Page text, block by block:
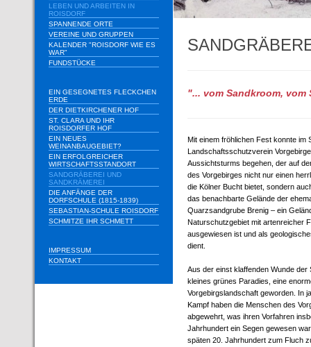
LEBEN UND ARBEITEN IN
ROISDORF
SPANNENDE ORTE
VEREINE UND GRUPPEN
KALENDER "ROISDORF WIE ES
WAR"
FUNDSTÜCKE
EIN GESEGNETES FLECKCHEN
ERDE
DER DIETKIRCHENER HOF
ST. CLARA UND IHR
ROISDORFER HOF
EIN NEUES
WEINANBAUGEBIET?
EIN ERFOLGREICHER
WIRTSCHAFTSSTANDORT
SANDGRÄBEREI UND
SANDKRÄMEREI
DIE ANFÄNGE DER
DORFSCHULE (1815-1839)
SEBASTIAN-SCHULE ROISDORF
SCHMITZE IHR SCHMETT
IMPRESSUM
KONTAKT
"... vom Sandkroom, vom
Mit einem fröhlichen Fest konnte im
Landschaftsschutzverein
Aussichtsturms begehen, der auf
des Vorgebirges nicht nur einen
die Kölner Bucht bietet, sondern
das benachbarte Gelände der
Quarzsandgrube Brenig – ein
Naturschutzgebiet mit artenreicher
ausgewiesen ist und als
dient.
Aus der einst klaffenden Wunde der
kleines grünes Paradies, eine
Vorgebirgslandschaft geworden. In
Kampf haben die Menschen des
abgewehrt, was ihren Vorfahren
Jahrhundert ein Segen gewesen
späten 20. Jahrhundert zum Fluch